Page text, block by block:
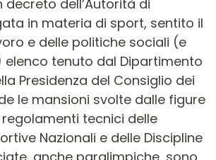
dell’Autorità di
in materia di sport, sentito il
e delle politiche sociali (e
elenco tenuto dal Dipartimento
Presidenza del Consiglio dei
le mansioni svolte dalle figure
tecnici delle
Nazionali e delle Discipline